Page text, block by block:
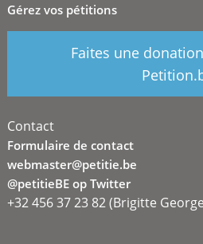
Gérez vos pétitions
Faites une
Contact
Formulaire de contact
webmaster@petitie.be
@petitieBE op Twitter
+32 456 37 23 82 (Brigitte